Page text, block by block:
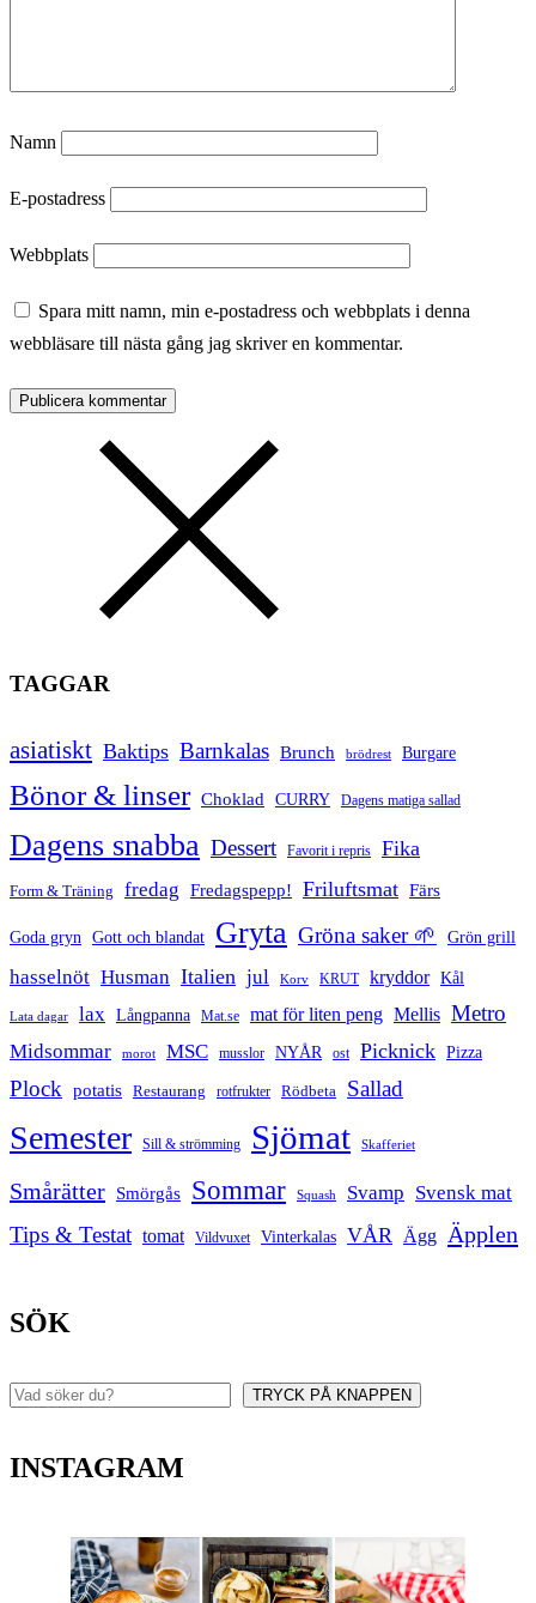
Namn
E-postadress
Webbplats
Spara mitt namn, min e-postadress och webbplats i denna
webbläsare till nästa gång jag skriver en kommentar.
TAGGAR
asiatiskt Baktips Barnkalas Brunch brödrest Burgare
Bönor & linser Choklad CURRY Dagens matiga sallad
Dagens snabba Dessert Favorit i repris Fika
Form & Träning fredag Fredagspepp! Friluftsmat Färs
Goda gryn Gott och blandat Gryta Gröna saker 🌱 Grön grill
hasselnöt Husman Italien jul Korv KRUT kryddor Kål
Lata dagar lax Långpanna Mat.se mat för liten peng Mellis Metro
Midsommar morot MSC musslor NYÅR ost Picknick Pizza
Plock potatis Restaurang rotfrukter Rödbeta Sallad
Semester Sill & strömming Sjömat Skafferiet
Smårätter Smörgås Sommar Squash Svamp Svensk mat
Tips & Testat tomat Vildvuxet Vinterkalas VÅR Ägg Äpplen
SÖK
Sök TRYCK PÅ KNAPPEN
INSTAGRAM